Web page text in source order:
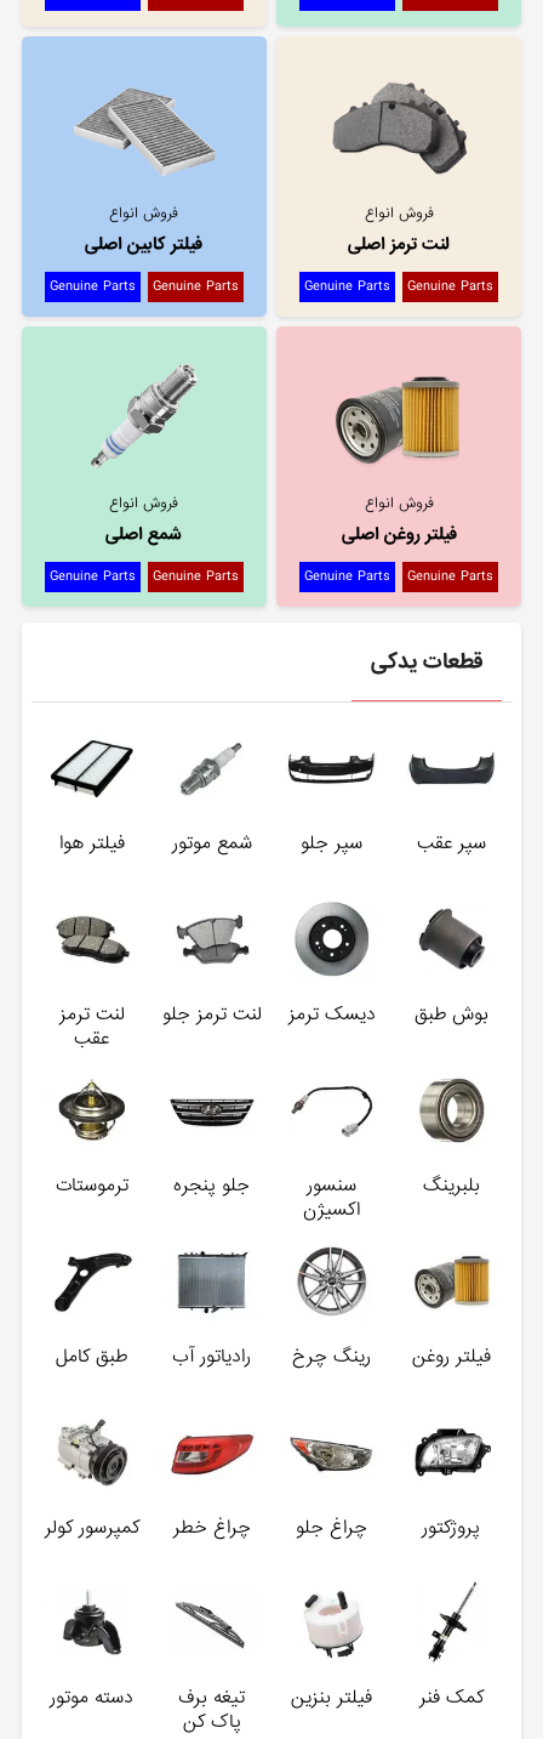
فروش انواع
لنت ترمز اصلی
Genuine Parts
Genuine Parts
فروش انواع
فیلتر کابین اصلی
Genuine Parts
Genuine Parts
فروش انواع
فیلتر روغن اصلی
Genuine Parts
Genuine Parts
فروش انواع
شمع اصلی
Genuine Parts
Genuine Parts
قطعات یدکی
سپر عقب سپر جلو شمع موتور فیلتر هوا
بوش طبق دیسک ترمز لنت ترمز جلو
لنت ترمز
عقب
بلبرینگ
سنسور
اکسیژن
جلو پنجره ترموستات
فیلتر روغن رینگ چرخ رادیاتور آب طبق کامل
پروژکتور چراغ جلو چراغ خطر کمپرسور کولر
کمک فنر فیلتر بنزین
تیغه برف
پاک کن
دسته موتور